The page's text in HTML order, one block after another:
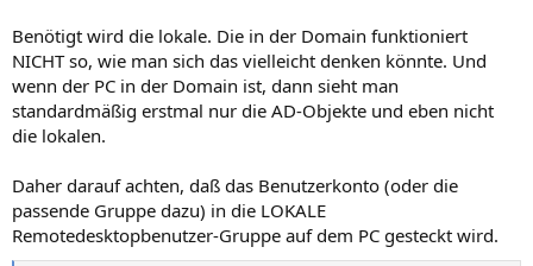
Benötigt wird die lokale. Die in der Domain funktioniert
NICHT so, wie man sich das vielleicht denken könnte. Und
wenn der PC in der Domain ist, dann sieht man
standardmäßig erstmal nur die AD-Objekte und eben nicht
die lokalen.
Daher darauf achten, daß das Benutzerkonto (oder die
passende Gruppe dazu) in die LOKALE
Remotedesktopbenutzer-Gruppe auf dem PC gesteckt wird.